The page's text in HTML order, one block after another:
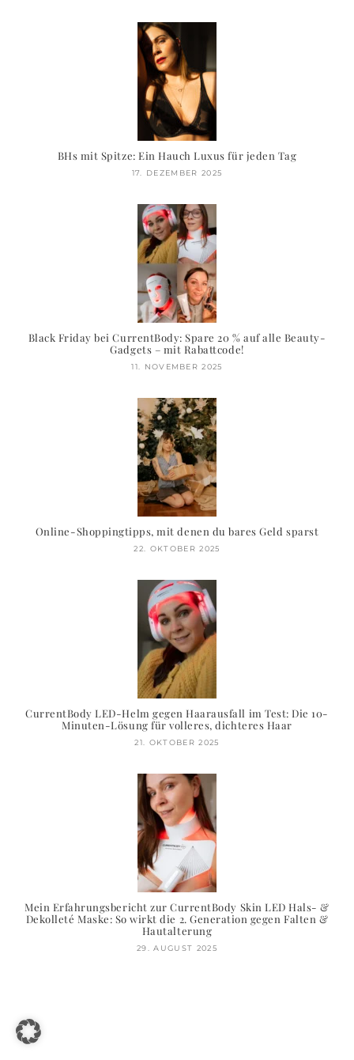
BHs mit Spitze: Ein Hauch Luxus für jeden Tag
17. DEZEMBER 2025
Black Friday bei CurrentBody: Spare 20 % auf alle Beauty-
Gadgets – mit Rabattcode!
11. NOVEMBER 2025
Online-Shoppingtipps, mit denen du bares Geld sparst
22. OKTOBER 2025
CurrentBody LED-Helm gegen Haarausfall im Test: Die 10-
Minuten-Lösung für volleres, dichteres Haar
21. OKTOBER 2025
Mein Erfahrungsbericht zur CurrentBody Skin LED Hals- &
Dekolleté Maske: So wirkt die 2. Generation gegen Falten &
Hautalterung
29. AUGUST 2025